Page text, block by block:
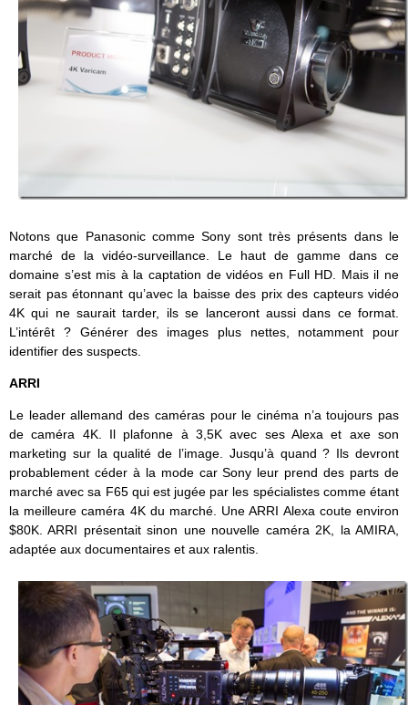
Notons que Panasonic comme Sony sont très présents dans le
marché de la vidéo-surveillance. Le haut de gamme dans ce
domaine s’est mis à la captation de vidéos en Full HD. Mais il ne
serait pas étonnant qu’avec la baisse des prix des capteurs vidéo
4K qui ne saurait tarder, ils se lanceront aussi dans ce format.
L’intérêt ? Générer des images plus nettes, notamment pour
identifier des suspects.
ARRI
Le leader allemand des caméras pour le cinéma n’a toujours pas
de caméra 4K. Il plafonne à 3,5K avec ses Alexa et axe son
marketing sur la qualité de l’image. Jusqu’à quand ? Ils devront
probablement céder à la mode car Sony leur prend des parts de
marché avec sa F65 qui est jugée par les spécialistes comme étant
la meilleure caméra 4K du marché. Une ARRI Alexa coute environ
$80K. ARRI présentait sinon une nouvelle caméra 2K, la AMIRA,
adaptée aux documentaires et aux ralentis.